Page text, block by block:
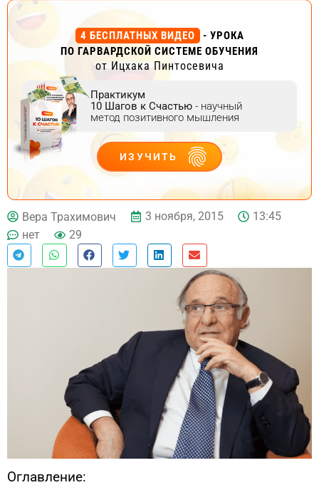
4 БЕСПЛАТНЫХ ВИДЕО
- УРОКА
ПО ГАРВАРДСКОЙ СИСТЕМЕ ОБУЧЕНИЯ
от Ицхака Пинтосевича
Практикум
10 Шагов к Счастью - научный
метод позитивного мышления
ИЗУЧИТЬ
ДЕЙСТВУЙ
Вера Трахимович 3 ноября, 2015
13:45
нет
29
Оглавление: